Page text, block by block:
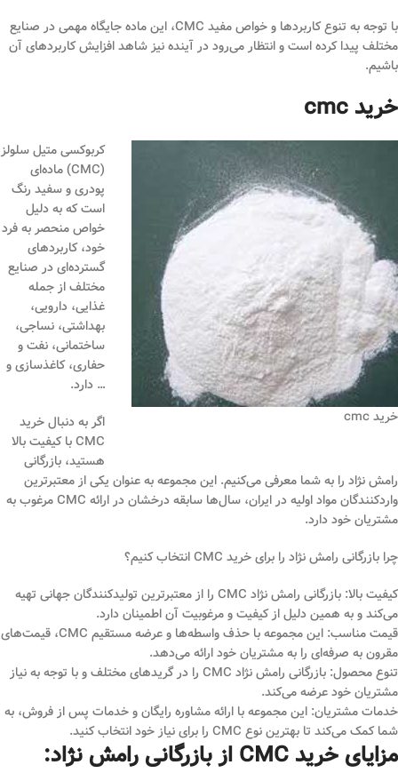
با توجه به تنوع کاربردها و خواص مفید CMC، این ماده جایگاه مهمی در صنایع
مختلف پیدا کرده است و انتظار می‌رود در آینده نیز شاهد افزایش کاربردهای آن
باشیم.
خرید cmc
خرید cmc
کربوکسی متیل سلولز
(CMC) ماده‌ای
پودری و سفید رنگ
است که به دلیل
خواص منحصر به فرد
خود، کاربردهای
گسترده‌ای در صنایع
مختلف از جمله
غذایی، دارویی،
بهداشتی، نساجی،
ساختمانی، نفت و
حفاری، کاغذسازی و
… دارد.
اگر به دنبال خرید
CMC با کیفیت بالا
هستید، بازرگانی
رامش نژاد را به شما معرفی می‌کنیم. این مجموعه به عنوان یکی از معتبرترین
واردکنندگان مواد اولیه در ایران، سال‌ها سابقه درخشان در ارائه CMC مرغوب به
مشتریان خود دارد.
چرا بازرگانی رامش نژاد را برای خرید CMC انتخاب کنیم؟
کیفیت بالا: بازرگانی رامش نژاد CMC را از معتبرترین تولیدکنندگان جهانی تهیه
می‌کند و به همین دلیل از کیفیت و مرغوبیت آن اطمینان دارد.
قیمت مناسب: این مجموعه با حذف واسطه‌ها و عرضه مستقیم CMC، قیمت‌های
مقرون به صرفه‌ای را به مشتریان خود ارائه می‌دهد.
تنوع محصول: بازرگانی رامش نژاد CMC را در گریدهای مختلف و با توجه به نیاز
مشتریان خود عرضه می‌کند.
خدمات مشتریان: این مجموعه با ارائه مشاوره رایگان و خدمات پس از فروش، به
شما کمک می‌کند تا بهترین نوع CMC را برای نیاز خود انتخاب کنید.
مزایای خرید CMC از بازرگانی رامش نژاد: